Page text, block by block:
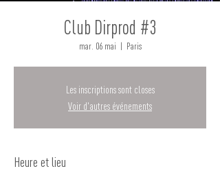
Club Dirprod #3
mar. 06 mai
  |
Paris
Les inscriptions sont closes
Voir d'autres événements
Heure et lieu